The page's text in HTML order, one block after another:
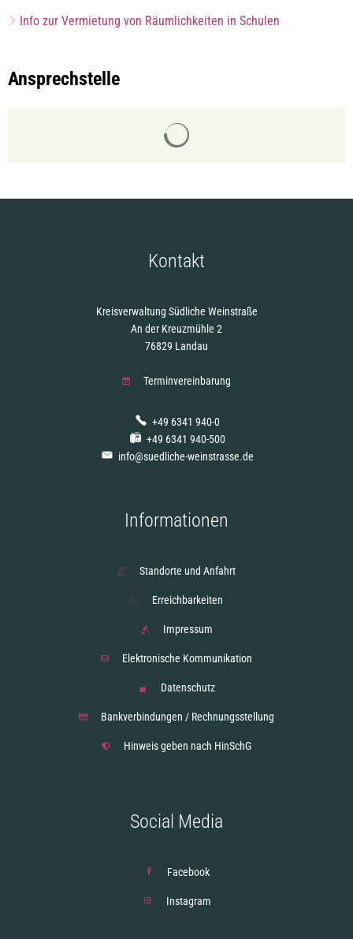
Info zur Vermietung von Räumlichkeiten in Schulen
Ansprechstelle
Kontakt
Kreisverwaltung Südliche Weinstraße
An der Kreuzmühle 2
76829 Landau
Terminvereinbarung
+49 6341 940-0
+49 6341 940-500
info@suedliche-weinstrasse.de
Informationen
Standorte und Anfahrt
Erreichbarkeiten
Impressum
Elektronische Kommunikation
Datenschutz
Bankverbindungen / Rechnungsstellung
Hinweis geben nach HinSchG
Social Media
Facebook
Instagram